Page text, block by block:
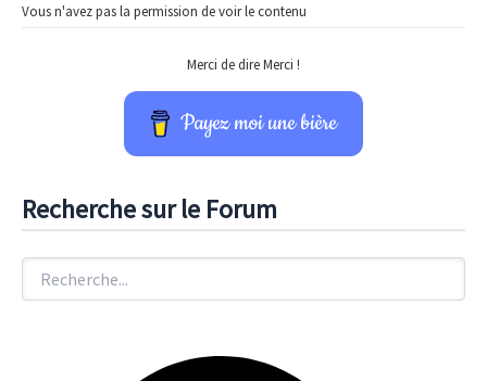
Vous n'avez pas la permission de voir le contenu
Merci de dire Merci !
Payez moi une bière
Recherche sur le Forum